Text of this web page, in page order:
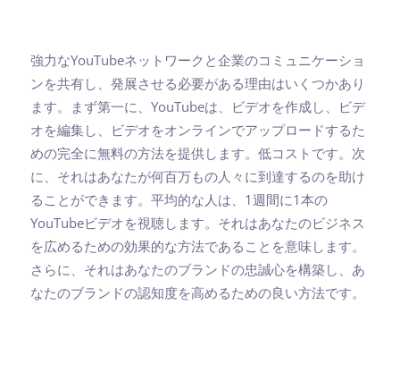
強力なYouTubeネットワークと企業のコミュニケーショ
ンを共有し、発展させる必要がある理由はいくつかあり
ます。まず第一に、YouTubeは、ビデオを作成し、ビデ
オを編集し、ビデオをオンラインでアップロードするた
めの完全に無料の方法を提供します。低コストです。次
に、それはあなたが何百万もの人々に到達するのを助け
ることができます。平均的な人は、1週間に1本の
YouTubeビデオを視聴します。それはあなたのビジネス
を広めるための効果的な方法であることを意味します。
さらに、それはあなたのブランドの忠誠心を構築し、あ
なたのブランドの認知度を高めるための良い方法です。